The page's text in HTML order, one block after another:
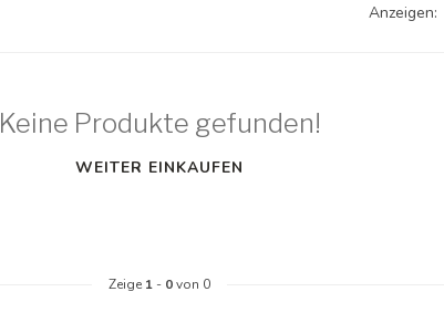
Anzeigen:
Keine Produkte gefunden!
WEITER EINKAUFEN
Zeige 1 - 0von 0